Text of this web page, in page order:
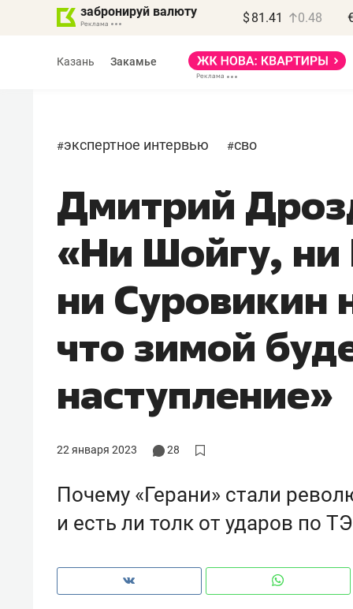
забронируй валюту $ 81.41 0.48
Казань Закамье
#экспертное интервью #сво
Дмитрий
«Ни Шойгу, ни
ни Суровикин
что зимой
наступление»
22 января 2023 28
Почему «Герани» стали
и есть ли толк от ударов по